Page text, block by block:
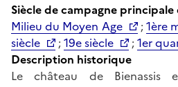
Siècle de campagne
Milieu du Moyen Age
;1ère
siècle
;19e siècle ;1er
Description historique
Le château de Bienassis